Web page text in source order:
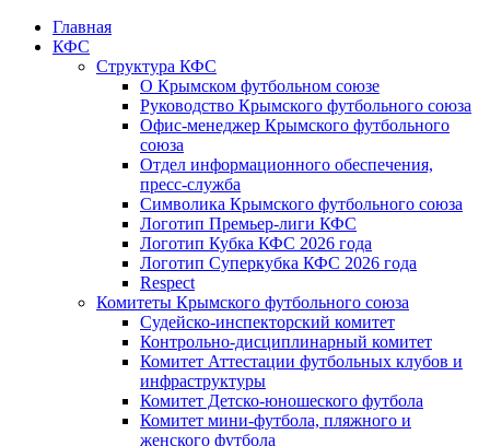
Главная
КФС
Структура КФС
О Крымском футбольном союзе
Руководство Крымского футбольного союза
Офис-менеджер Крымского футбольного
союза
Отдел информационного обеспечения,
пресс-служба
Символика Крымского футбольного союза
Логотип Премьер-лиги КФС
Логотип Кубка КФС 2026 года
Логотип Суперкубка КФС 2026 года
Respect
Комитеты Крымского футбольного союза
Судейско-инспекторский комитет
Контрольно-дисциплинарный комитет
Комитет Аттестации футбольных клубов и
инфраструктуры
Комитет Детско-юношеского футбола
Комитет мини-футбола, пляжного и
женского футбола